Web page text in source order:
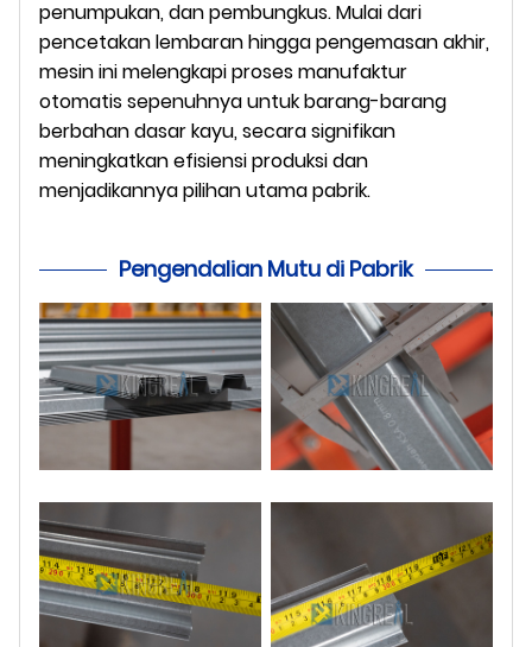
penumpukan, dan pembungkus. Mulai dari
pencetakan lembaran hingga pengemasan akhir,
mesin ini melengkapi proses manufaktur
otomatis sepenuhnya untuk barang-barang
berbahan dasar kayu, secara signifikan
meningkatkan efisiensi produksi dan
menjadikannya pilihan utama pabrik.
Pengendalian Mutu di Pabrik